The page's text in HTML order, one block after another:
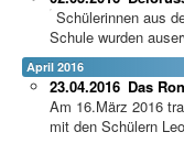
Schülerinnen aus
Schule wurden
April 2016
Das
23.04.2016
Am 16.März 2016
mit den Schülern